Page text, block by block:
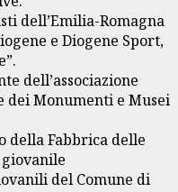
dell’Emilia-Romagna
e Diogene Sport,
dell’associazione
dei Monumenti e Musei
della Fabbrica delle
del Comune di